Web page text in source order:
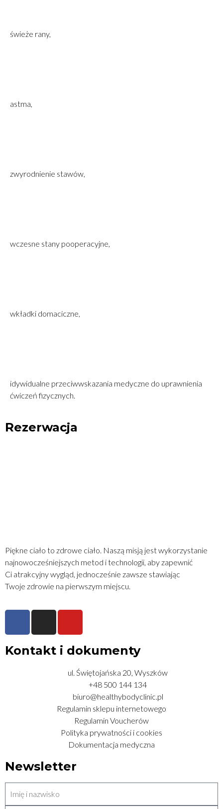
świeże rany,
astma,
zwyrodnienie stawów,
wczesne stany pooperacyjne,
wkładki domaciczne,
idywidualne przeciwwskazania medyczne do uprawnienia
ćwiczeń fizycznych.
Rezerwacja
Piękne ciało to zdrowe ciało. Naszą misją jest wykorzystanie
najnowocześniejszych metod i technologii, aby zapewnić
Ci atrakcyjny wygląd, jednocześnie zawsze stawiając
Twoje zdrowie na pierwszym miejscu.
Kontakt i dokumenty
ul. Świętojańska 20, Wyszków
+48 500 144 134
biuro@healthybodyclinic.pl
Regulamin sklepu internetowego
Regulamin Voucherów
Polityka prywatności i cookies
Dokumentacja medyczna
Newsletter